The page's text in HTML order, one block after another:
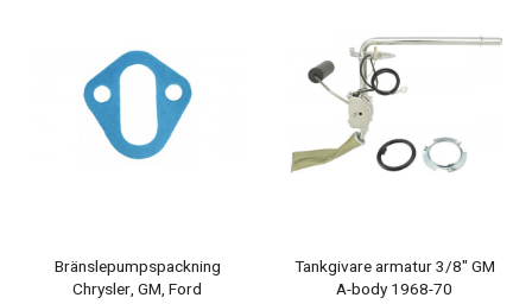
Bränslepumpspackning
Chrysler, GM, Ford
Tankgivare armatur 3/8" GM
A-body 1968-70